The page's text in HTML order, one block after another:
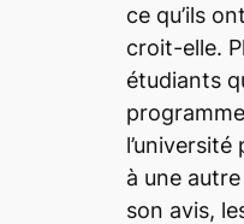
ce qu’ils
croit-elle.
étudiants
à une
son avis,